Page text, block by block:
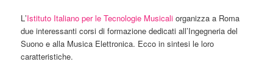
LʼIstituto Italiano per le Tecnologie Musicali organizza a Roma
due interessanti corsi di formazione dedicati all’Ingegneria del
Suono e alla Musica Elettronica. Ecco in sintesi le loro
caratteristiche.